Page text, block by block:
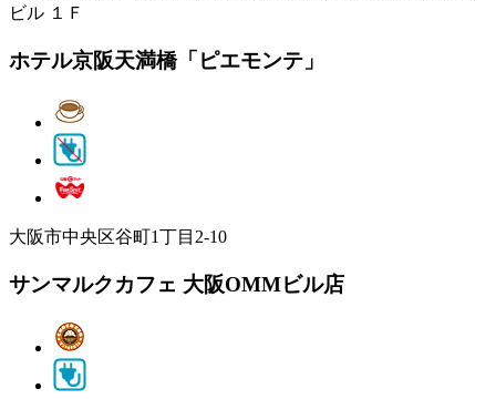
ビル １Ｆ
ホテル京阪天満橋「ピエモンテ」
大阪市中央区谷町1丁目2-10
サンマルクカフェ 大阪OMMビル店